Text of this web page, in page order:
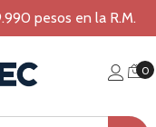
pesos en la R.M.
0